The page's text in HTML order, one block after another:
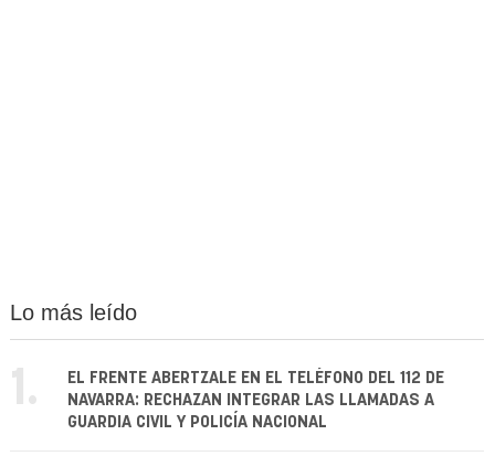
Lo más leído
1.
EL FRENTE ABERTZALE EN EL TELÉFONO DEL 112 DE
NAVARRA: RECHAZAN INTEGRAR LAS LLAMADAS A
GUARDIA CIVIL Y POLICÍA NACIONAL